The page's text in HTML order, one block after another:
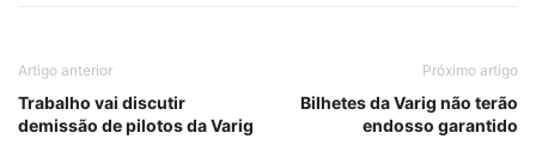
Artigo anterior
Trabalho vai discutir
demissão de pilotos da Varig
Próximo artigo
Bilhetes da Varig não terão
endosso garantido